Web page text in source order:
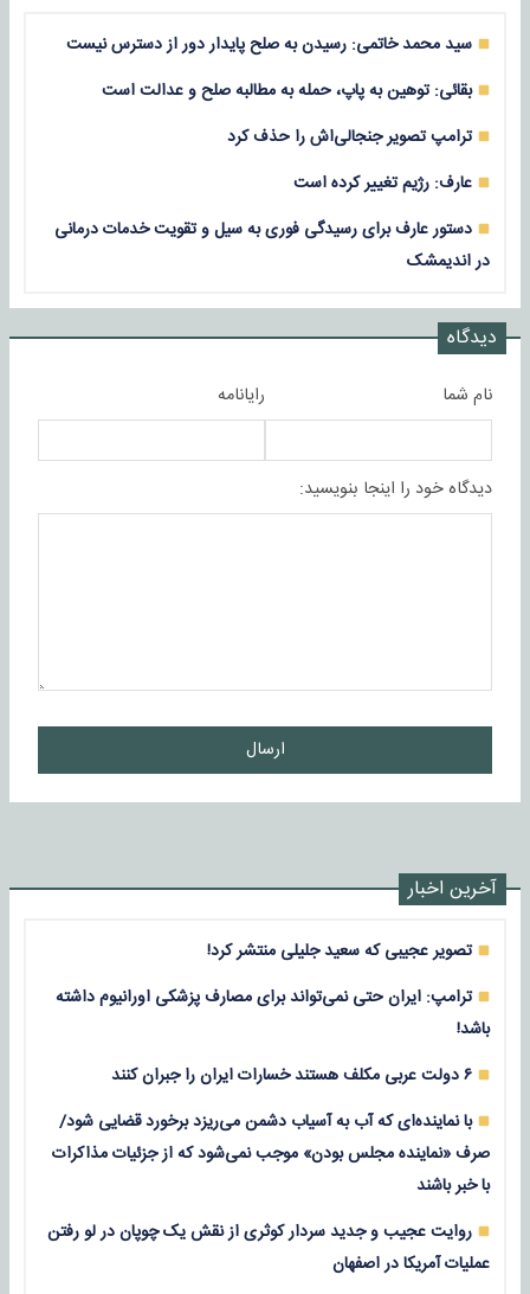
سید محمد خاتمی: رسیدن به صلح پایدار دور از دسترس نیست
بقائی: توهین به پاپ، حمله به مطالبه‌ صلح و عدالت است
ترامپ تصویر جنجالی‌اش را حذف کرد
عارف: رژیم تغییر کرده است
دستور عارف برای رسیدگی فوری به سیل و تقویت خدمات درمانی
در اندیمشک
دیدگاه
نام شما رایانامه
دیدگاه خود را اینجا بنویسید:
ارسال
آخرین اخبار
تصویر عجیبی که سعید جلیلی منتشر کرد!
ترامپ: ایران حتی نمی‌تواند برای مصارف پزشکی اورانیوم داشته
باشد!
۶ دولت عربی مکلف هستند خسارات ایران را جبران کنند
با نماینده‌ای که آب به آسیاب دشمن می‌ریزد برخورد قضایی شود/
صرف «نماینده مجلس بودن» موجب نمی‌شود که از جزئیات مذاکرات
با خبر باشند
روایت عجیب و جدید سردار کوثری از نقش یک چوپان در لو رفتن
عملیات آمریکا در اصفهان